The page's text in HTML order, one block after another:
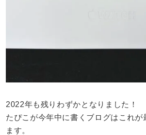
2022年も残りわずかとなりました！
たぴこが今年中に書くブログはこれが
ます。